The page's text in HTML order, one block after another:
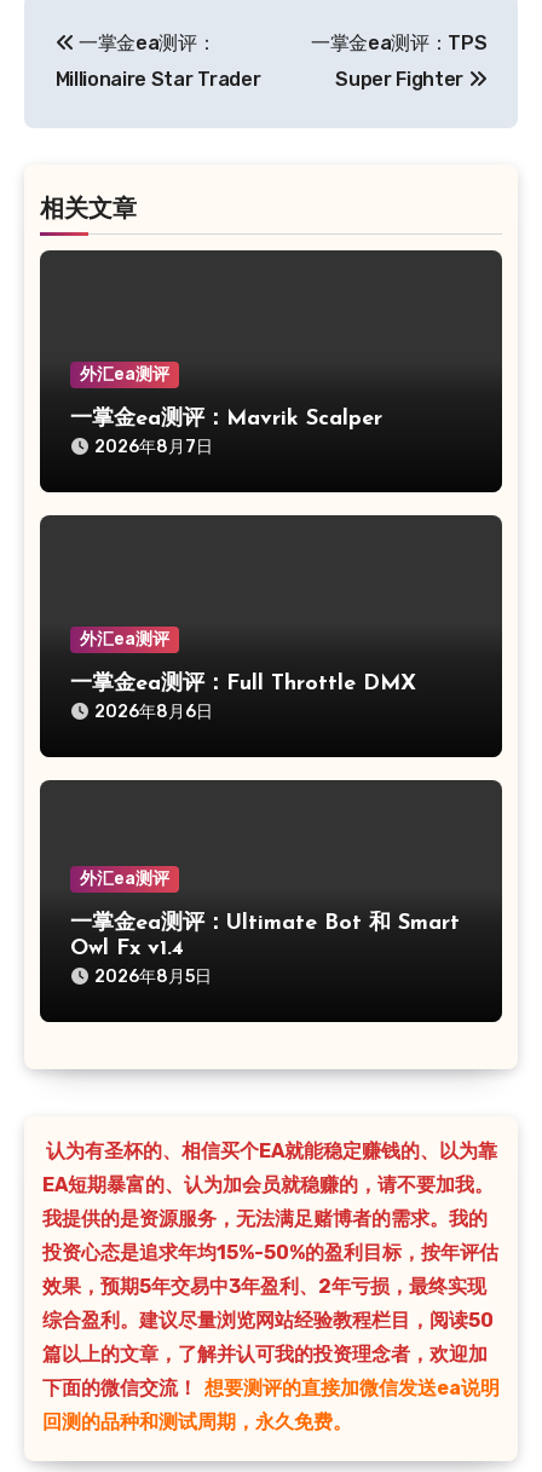
章
导
一掌金ea测评：
Millionaire Star Trader
一掌金ea测评：TPS
Super Fighter
相关文章
外汇ea测评
一掌金ea测评：Mavrik Scalper
2026年8月7日
外汇ea测评
一掌金ea测评：Full Throttle DMX
2026年8月6日
外汇ea测评
一掌金ea测评：Ultimate Bot 和 Smart
Owl Fx v1.4
2026年8月5日
认为有圣杯的、相信买个EA就能稳定赚钱的、以为靠
EA短期暴富的、认为加会员就稳赚的，请不要加我。
我提供的是资源服务，无法满足赌博者的需求。我的
投资心态是追求年均15%-50%的盈利目标，按年评估
效果，预期5年交易中3年盈利、2年亏损，最终实现
综合盈利。建议尽量浏览网站经验教程栏目，阅读50
篇以上的文章，了解并认可我的投资理念者，欢迎加
下面的微信交流！
想要测评的直接加微信发送ea说明
回测的品种和测试周期，永久免费。